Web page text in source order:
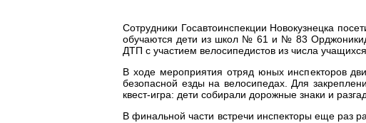
Сотрудники Госавтоинспекции Новокузнецка
обучаются дети из школ № 61 и № 83
ДТП с участием велосипедистов из числа
В ходе мероприятия отряд юных инспекторов
безопасной езды на велосипедах. Для
квест-игра: дети собирали дорожные знаки и
В финальной части встречи инспекторы еще раз